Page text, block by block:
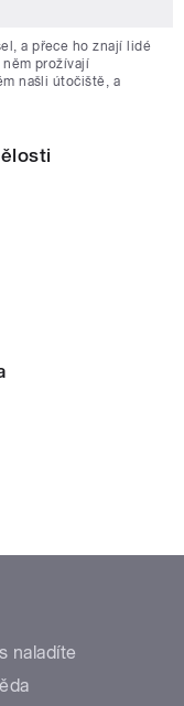
a přece ho znají lidé
prožívají
našli útočiště, a
naladíte